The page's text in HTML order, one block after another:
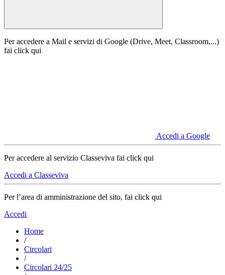
Per accedere a Mail e servizi di Google (Drive, Meet, Classroom,...)
fai click qui
Accedi a Google
Per accedere al servizio Classeviva fai click qui
Accedi a Classeviva
Per l’area di amministrazione del sito, fai click qui
Accedi
Home
/
Circolari
/
Circolari 24/25